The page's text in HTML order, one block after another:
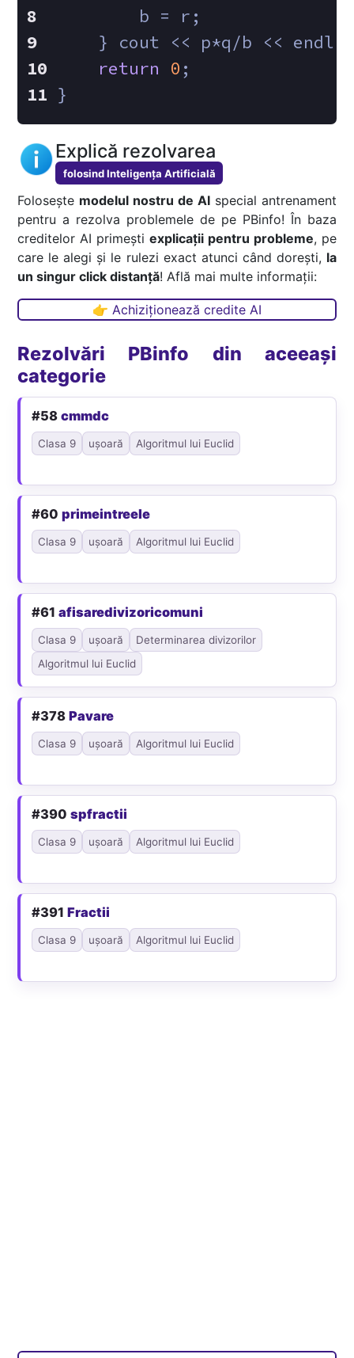
        b = r;
    } cout << p*q/b << endl;
return
0 ;
}
Explică rezolvarea
folosind Inteligența Artificială
Folosește modelul nostru de AIspecial antrenament
pentru a rezolva problemele de pe PBinfo! În baza
creditelor AI primești explicații pentru probleme, pe
care le alegi și le rulezi exact atunci când dorești, la
un singur click distanță! Află mai multe informații:
👉 Achiziționează credite AI
Rezolvări PBinfo din aceeași
categorie
#58cmmdc
Clasa 9 ușoară Algoritmul lui Euclid
#60primeintreele
Clasa 9 ușoară Algoritmul lui Euclid
#61afisaredivizoricomuni
Clasa 9 ușoară
Determinarea divizorilor
Algoritmul lui Euclid
#378Pavare
Clasa 9 ușoară Algoritmul lui Euclid
#390spfractii
Clasa 9 ușoară Algoritmul lui Euclid
#391Fractii
Clasa 9 ușoară Algoritmul lui Euclid